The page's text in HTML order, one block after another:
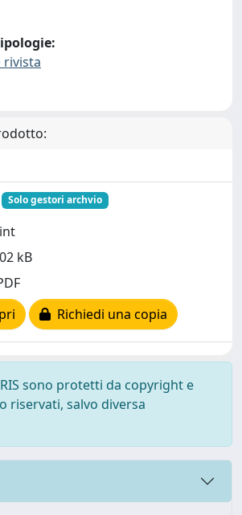
rivista
Solo gestori archvio
kB
Richiedi una copia
sono protetti da copyright e
riservati, salvo diversa